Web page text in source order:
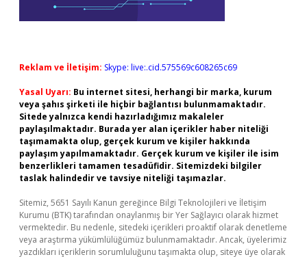
Reklam ve İletişim: Skype: live:.cid.575569c608265c69
Yasal Uyarı: Bu internet sitesi, herhangi bir marka, kurum
veya şahıs şirketi ile hiçbir bağlantısı bulunmamaktadır.
Sitede yalnızca kendi hazırladığımız makaleler
paylaşılmaktadır. Burada yer alan içerikler haber niteliği
taşımamakta olup, gerçek kurum ve kişiler hakkında
paylaşım yapılmamaktadır. Gerçek kurum ve kişiler ile isim
benzerlikleri tamamen tesadüfidir. Sitemizdeki bilgiler
taslak halindedir ve tavsiye niteliği taşımazlar.
Sitemiz, 5651 Sayılı Kanun gereğince Bilgi Teknolojileri ve İletişim
Kurumu (BTK) tarafından onaylanmış bir Yer Sağlayıcı olarak hizmet
vermektedir. Bu nedenle, sitedeki içerikleri proaktif olarak denetleme
veya araştırma yükümlülüğümüz bulunmamaktadır. Ancak, üyelerimiz
yazdıkları içeriklerin sorumluluğunu taşımakta olup, siteye üye olarak